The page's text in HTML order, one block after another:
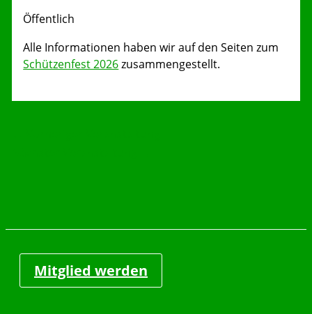
Öffentlich
Alle Informationen haben wir auf den Seiten zum
Schützenfest 2026zusammengestellt.
Mitglied werden